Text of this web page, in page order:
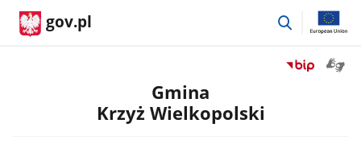
gov.pl
przejdź
Przejdź
Gmina
Krzyż Wielkopolski